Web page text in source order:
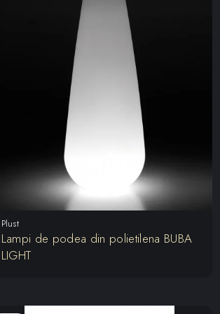
Plust
Lampi de podea din polietilena BUBA
LIGHT